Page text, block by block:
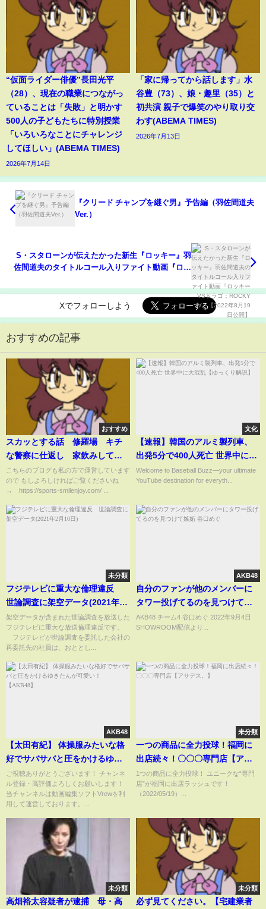
“仮面ライダー俳優”長田光平
（28）、現在の職業につながっ
ていることは「失敗」と明かす
500人の子どもたちに特別授業
「いろいろなことにチャレンジ
してほしい」(ABEMA TIMES)
2026年7月14日
「家に帰ってから話します」水
谷豊（73）、娘・趣里（35）と
初共演 親子で爆笑のやり取り交
わす(ABEMA TIMES)
2026年7月13日
『クリード チャンプを継ぐ男』予告編（羽佐間道夫
Ver.）
S・スタローンが伝えたかった新生『ロッキー』羽
佐間道夫のタイトルコール入りファイト動画『ロッ
Xでフォローしよう
おすすめの記事
おすすめ
スカッとする話 修羅場 キチ
な警察に仕返し 家飲みしてた
ら友人の容体が急変！車で病院
へ向かうと検問が不正に足止め
→消防センターに連絡後に救急
車到着！お巡りさんがパニック
状態でフジコ スカッとアロハ
こちらのブログも私の方で運営しています
ので もしよろしければご覧くださいね
→ https://sports-smilenjoy.com/ ...
文化
【速報】韓国のアルミ製列車、
出発5分で400人死亡 世界中に大
混乱【ゆっくり解説】
Welcome to Baseball Buzz—your ultimate
YouTube destination for everyth...
未分類
フジテレビに重大な倫理違反
世論調査に架空データ(2021年2
月10日)
架空データが含まれた世論調査を放送した
フジテレビに重大な放送倫理違反です。
フジテレビが世論調査を委託した会社の
再委託先の社員は、おととし...
AKB48
自分のファンが他のメンバーに
タワー投げてるのを見つけて嫉
妬 谷口めぐ
AKB48 チーム4 谷口めぐ 2022年9月4日
SHOWROOM配信より...
AKB48
【太田有紀】 体操服みたいな格
好でサバサバと圧をかけるゆき
たんが可愛い！ 【AKB48】
ご視聴ありがとうございます！ チャンネ
ル登録・高評価よろしくお願いします！
当チャンネルは動画編集ソフトVrewを利
用して運営しております。...
未分類
一つの商品に全力投球！福岡に
出店続々！〇〇〇専門店【アサ
デス。】
1つの商品に全力投球！ ユニークな“専門
店”が福岡に出店ラッシュです！
（2022/05/19）...
未分類
高畑裕太容疑者が逮捕 母・高
未分類
必ず見てください。【宅建業者